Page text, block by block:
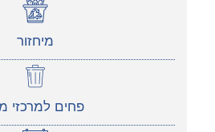
מיחזור
פחים למרכזי